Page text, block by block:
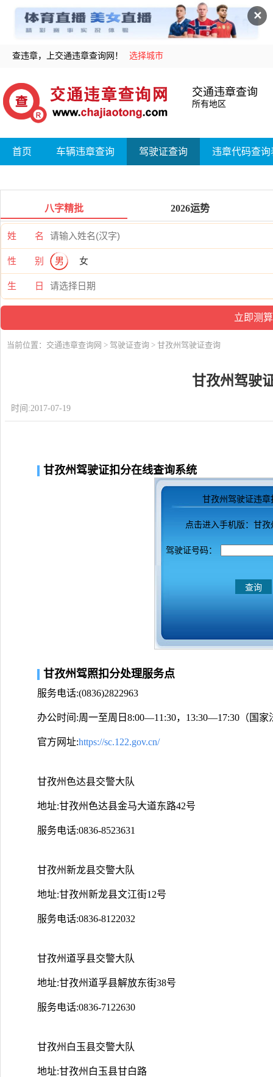
✕
查违章，上交通违章查询网！ 选择城市
交通违章查询
所有地区
首页 车辆违章查询 驾驶证查询 违章代码查询
八字精批 2026运势
姓 名
性 别 男 女
生 日
当前位置： 交通违章查询网 > 驾驶证查询 > 甘孜州驾驶证查询
甘孜州驾驶
时间:2017-07-19
甘孜州驾驶证扣分在线查询系统
甘孜州驾驶证违章
点击进入手机版：甘
驾驶证号码：
甘孜州驾照扣分处理服务点
服务电话:(0836)2822963
办公时间:周一至周日8:00—11:30，13:30—17:30（国家
官方网址:https://sc.122.gov.cn/
甘孜州色达县交警大队
地址:甘孜州色达县金马大道东路42号
服务电话:0836-8523631
甘孜州新龙县交警大队
地址:甘孜州新龙县文江街12号
服务电话:0836-8122032
甘孜州道孚县交警大队
地址:甘孜州道孚县解放东街38号
服务电话:0836-7122630
甘孜州白玉县交警大队
地址:甘孜州白玉县甘白路